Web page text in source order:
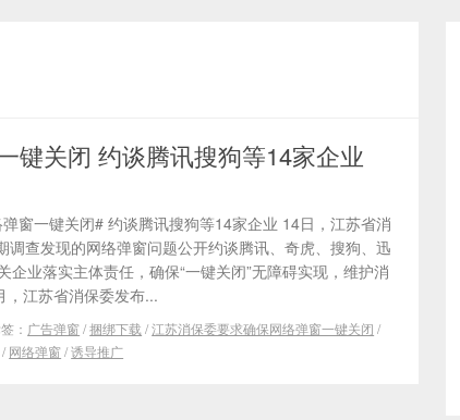
键关闭 约谈腾讯搜狗等14家企业
窗一键关闭# 约谈腾讯搜狗等14家企业 14日，江苏省消
调查发现的网络弹窗问题公开约谈腾讯、奇虎、搜狗、迅
企业落实主体责任，确保“一键关闭”无障碍实现，维护消
，江苏省消保委发布...
： 广告弹窗/捆绑下载 /江苏消保委要求确保网络弹窗一键关闭 /
/ 网络弹窗/诱导推广